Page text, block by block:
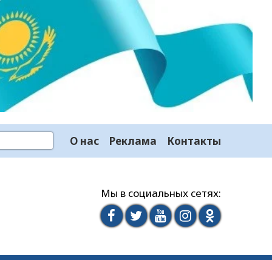
О нас Реклама Контакты
Мы в социальных сетях: